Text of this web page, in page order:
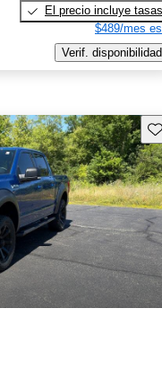
El precio incluye tasas
$489/mes
Verif. disponibilidad